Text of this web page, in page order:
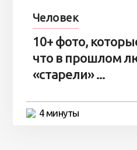
Человек
10+ фото,
что в прошлом
«старели» ...
4 минуты